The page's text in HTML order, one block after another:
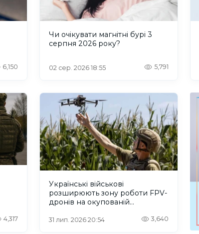
6,150
Чи очікувати магнітні бурі 3
серпня 2026 року?
02 сер. 2026 18:55 5,791
4,317
Українські військові
розширюють зону роботи FPV-
дронів на окупованій
31 лип. 2026 20:54 3,640